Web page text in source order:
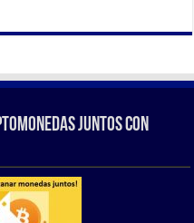
juntos con